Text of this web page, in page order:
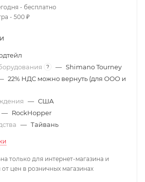
- бесплатно
- 500 ₽
? — Shimano Tourney
22% НДС можно вернуть (для ООО и
— США
— RockHopper
— Тайвань
только для интернет-магазина и
цен в розничных магазинах